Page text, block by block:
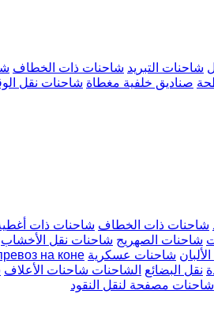
شاحنات التبريد شاحنات ذات الخطاف
صناديق خلفية مغطاة شاحنات نقل
شاحنات ذات الخطاف شاحنات ذات
شاحنات الصهريج شاحنات نقل الأخشاب
شاحنات عسكرية на коне
نقل البضائع الشاحنات شاحنات الأعلاف
شاحنات مصفحة لنقل النقود